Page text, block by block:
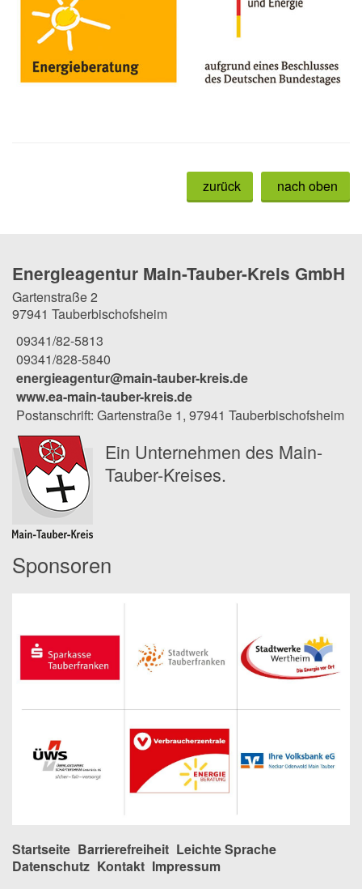
nach oben
zurück
Energieagentur Main-Tauber-Kreis GmbH
Gartenstraße 2
97941 Tauberbischofsheim
09341/82-5813
09341/828-5840
energieagentur@main-tauber-kreis.de
www.ea-main-tauber-kreis.de
Postanschrift: Gartenstraße 1, 97941 Tauberbischofsheim
Ein Unternehmen des Main-
Tauber-Kreises.
Sponsoren
Startseite Barrierefreiheit Leichte Sprache
Datenschutz Kontakt Impressum